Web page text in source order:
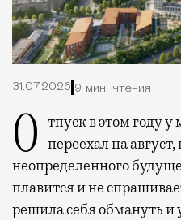
31.07.2026 9 мин. чтения
Отпуск в этом году у меня кочует: сначала переехал на
неопределенного
плавится и не
решила себя обмануть и